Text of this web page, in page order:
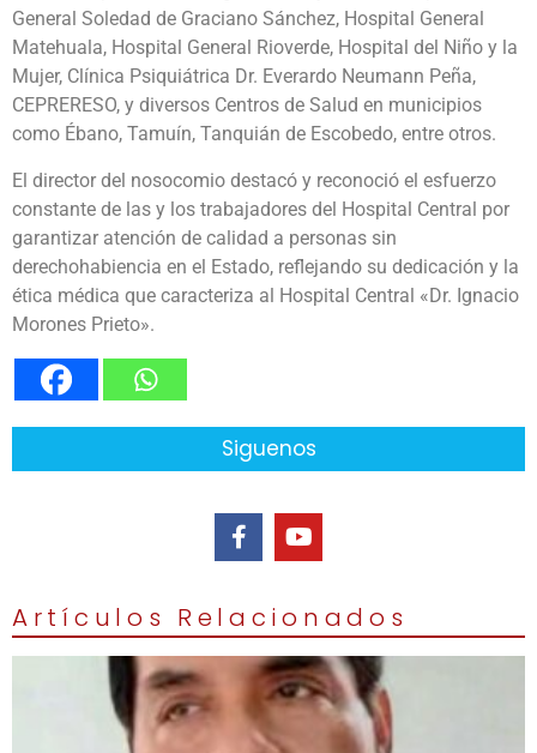
General Soledad de Graciano Sánchez, Hospital General
Matehuala, Hospital General Rioverde, Hospital del Niño y la
Mujer, Clínica Psiquiátrica Dr. Everardo Neumann Peña,
CEPRERESO, y diversos Centros de Salud en municipios
como Ébano, Tamuín, Tanquián de Escobedo, entre otros.
El director del nosocomio destacó y reconoció el esfuerzo
constante de las y los trabajadores del Hospital Central por
garantizar atención de calidad a personas sin
derechohabiencia en el Estado, reflejando su dedicación y la
ética médica que caracteriza al Hospital Central «Dr. Ignacio
Morones Prieto».
Siguenos
Artículos Relacionados